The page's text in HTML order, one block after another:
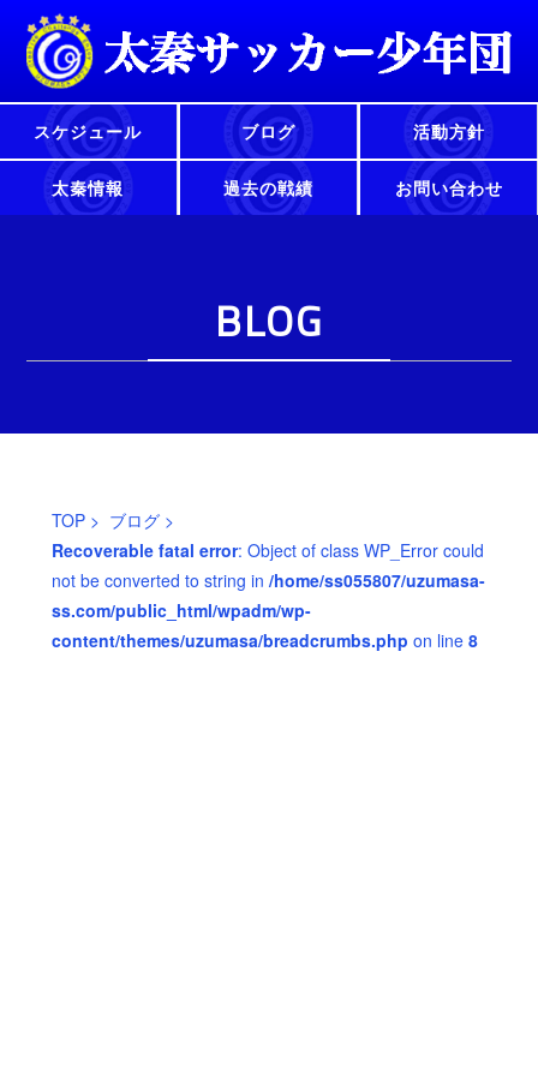
スケジュール ブログ 活動方針
太秦情報 過去の戦績 お問い合わせ
BLOG
TOP> ブログ>
Recoverable fatal error: Object of class WP_Error could
not be converted to string in /home/ss055807/uzumasa-
ss.com/public_html/wpadm/wp-
content/themes/uzumasa/breadcrumbs.php on line 8